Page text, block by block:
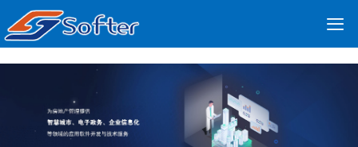

首页
公司简介
更多产品
案例展示
新闻动态
公司资质
联系我们